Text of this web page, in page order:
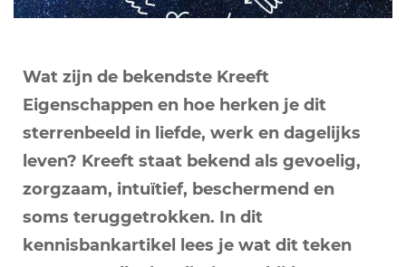
Wat zijn de bekendste Kreeft
Eigenschappen en hoe herken je dit
sterrenbeeld in liefde, werk en dagelijks
leven? Kreeft staat bekend als gevoelig,
zorgzaam, intuïtief, beschermend en
soms teruggetrokken. In dit
kennisbankartikel lees je wat dit teken